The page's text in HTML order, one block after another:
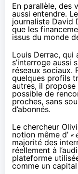
En parallèle, des
aussi entendre. Le
journaliste David
que les
issus du monde
Louis Derrac,
s’interroge aussi
réseaux sociaux.
quelques profils
autres, il
possible de
proches, sans
d’abonnés.
Le chercheur
notion même d’ «
majorité des
réellement à
plateforme
comme un